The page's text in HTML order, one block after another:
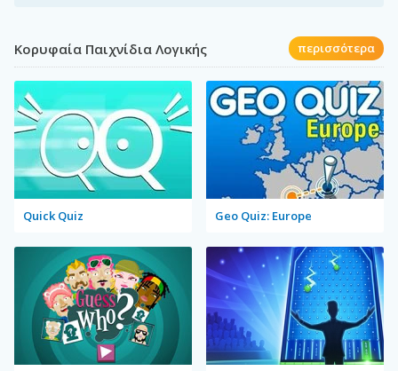
Κορυφαία Παιχνίδια Λογικής περισσότερα
Quick Quiz Geo Quiz: Europe